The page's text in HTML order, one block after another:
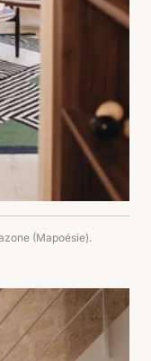
(Mapoésie).